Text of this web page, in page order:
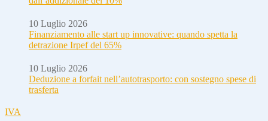
10 Luglio 2026
Finanziamento alle start up innovative: quando spetta la
detrazione Irpef del 65%
10 Luglio 2026
Deduzione a forfait nell’autotrasporto: con sostegno spese di
trasferta
IVA